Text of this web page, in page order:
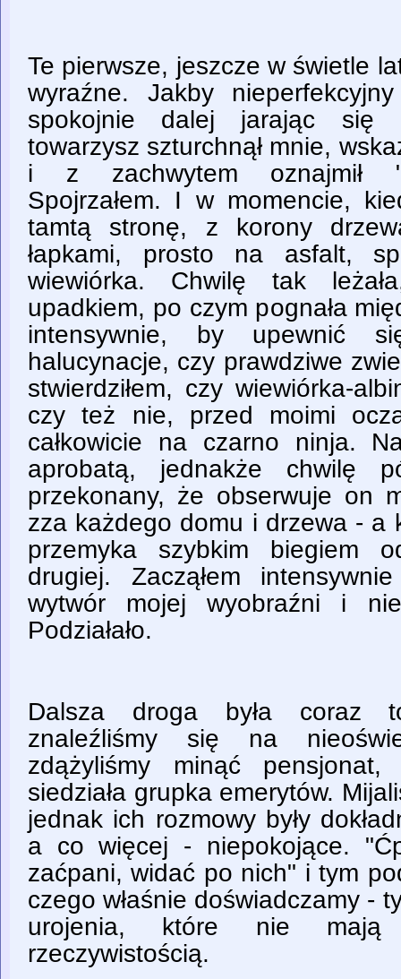
Te pierwsze, jeszcze w świetle
wyraźne. Jakby
spokojnie dalej jarając się
towarzysz szturchnął mnie,
i z zachwytem oznajmił
Spojrzałem. I w momencie,
tamtą stronę, z korony
łapkami, prosto na asfalt,
wiewiórka. Chwilę tak
upadkiem, po czym pognała
intensywnie, by upewnić
halucynacje, czy prawdziwe
stwierdziłem, czy wiewiórka-
czy też nie, przed moimi
całkowicie na czarno ninja.
aprobatą, jednakże chwilę
przekonany, że obserwuje on
zza każdego domu i drzewa - a
przemyka szybkim biegiem
drugiej. Zacząłem
wytwór mojej wyobraźni i
Podziałało.
Dalsza droga była coraz
znaleźliśmy się na
zdążyliśmy minąć
siedziała grupka emerytów.
jednak ich rozmowy były
a co więcej - niepokojące.
zaćpani, widać po nich" i tym
czego właśnie doświadczamy -
urojenia, które nie
rzeczywistością.